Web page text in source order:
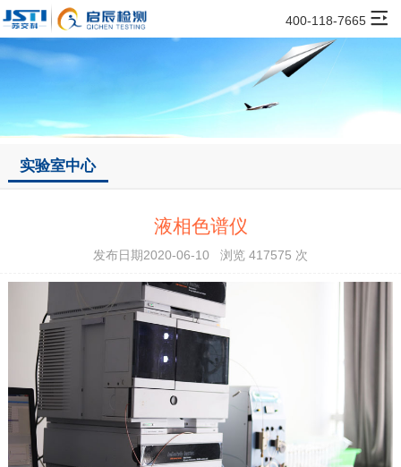
400-118-7665
实验室中心
液相色谱仪
发布日期2020-06-10 浏览 417575 次